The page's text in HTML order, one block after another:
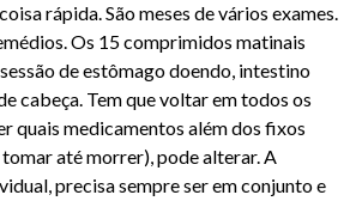
rápida. São meses de vários exames.
Os 15 comprimidos matinais
de estômago doendo, intestino
cabeça. Tem que voltar em todos os
quais medicamentos além dos fixos
até morrer), pode alterar. A
precisa sempre ser em conjunto e